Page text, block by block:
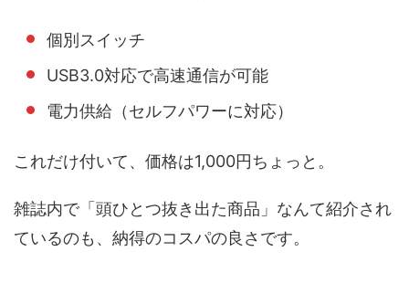
個別スイッチ
USB3.0対応で高速通信が可能
電力供給（セルフパワーに対応）
これだけ付いて、価格は1,000円ちょっと。
雑誌内で「頭ひとつ抜き出た商品」なんて紹介され
ているのも、納得のコスパの良さです。